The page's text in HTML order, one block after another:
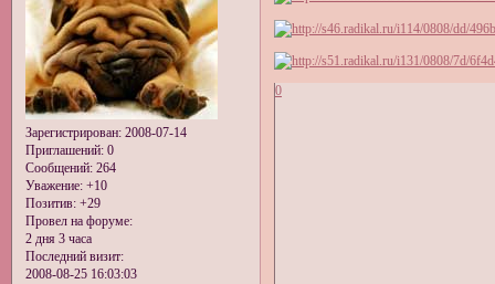
Зарегистрирован: 2008-07-14
Приглашений:0
Сообщений:264
Уважение: +10
Позитив: +29
Провел на форуме:
2 дня 3 часа
Последний визит:
2008-08-25 16:03:03
0